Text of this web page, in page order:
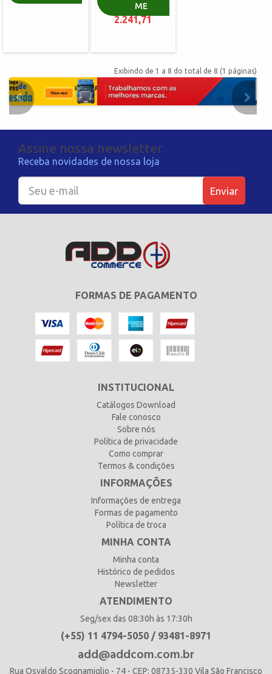
R$
2.241,71
ME
Exibindo de 1 a 8 do total de 8 (1 páginas)
Assine nossa newsletter
Receba novidades de nossa loja
Enviar
FORMAS DE PAGAMENTO
INSTITUCIONAL
Catálogos Download
Fale conosco
Sobre nós
Política de privacidade
Como comprar
Termos & condições
INFORMAÇÕES
Informações de entrega
Formas de pagamento
Política de troca
MINHA CONTA
Minha conta
Histórico de pedidos
Newsletter
ATENDIMENTO
Seg/sex das 08:30h às 17:30h
(+55) 11 4794-5050 / 93481-8971
add@addcom.com.br
Rua Osvaldo Scognamiglio - 74 - CEP: 08735-330 Vila São Francisco